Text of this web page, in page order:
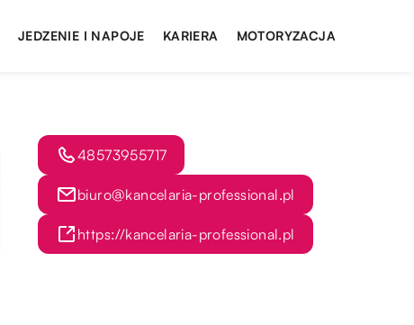
JEDZENIE I NAPOJE KARIERA MOTORYZACJA
48573955717
biuro@kancelaria-professional.pl
https://kancelaria-professional.pl